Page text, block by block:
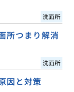
洗面所
所つまり解消
洗面所
因と対策